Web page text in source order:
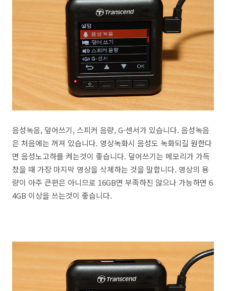
음성녹음, 덮어쓰기, 스피커 음량, G-센서가 있습니다. 음성녹음
은 처음에는 꺼져 있습니다. 영상녹화시 음성도 녹화되길 원한다
면 음성노고하를 켜는것이 좋습니다. 덮어쓰기는 메모리가 가득
찼을 때 가장 마지막 영상을 삭제하는 것을 말합니다. 영상의 용
량이 아주 큰편은 아니므로 16GB면 부족하진 않으나 가능하면 6
4GB 이상을 쓰는것이 좋습니다.